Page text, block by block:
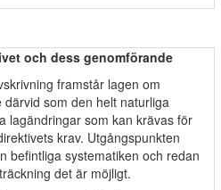
och dess genomförande
framstår lagen om
som den helt naturliga
lagändringar som kan krävas för
krav. Utgångspunkten
befintliga systematiken och redan
det är möjligt.